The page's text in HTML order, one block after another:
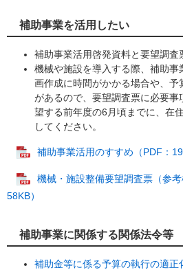
補助事業を活用したい
補助事業活用啓発資料と要望調査
機械や施設を導入する際、補助
画作成に時間がかかる場合や、予
があるので、要望調査票に必要
望する前年度の6月頃までに、在
してください。
補助事業活用のすすめ（PDF：
機械・施設整備要望調査票（参
58KB）
補助事業に関係する関係法令等
補助金等に係る予算の執行の適正